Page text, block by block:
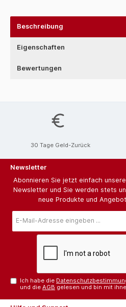
Beschreibung
Eigenschaften
Bewertungen
30 Tage Geld-Zurück
Newsletter
Abonnieren Sie jetzt einfach
Newsletter und Sie werden stets
neue Produkte und
Mail-
Ich habe die
und dieAGB gelesen und bin mit